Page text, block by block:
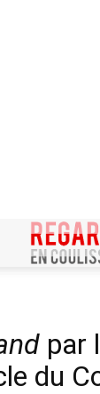
par
du